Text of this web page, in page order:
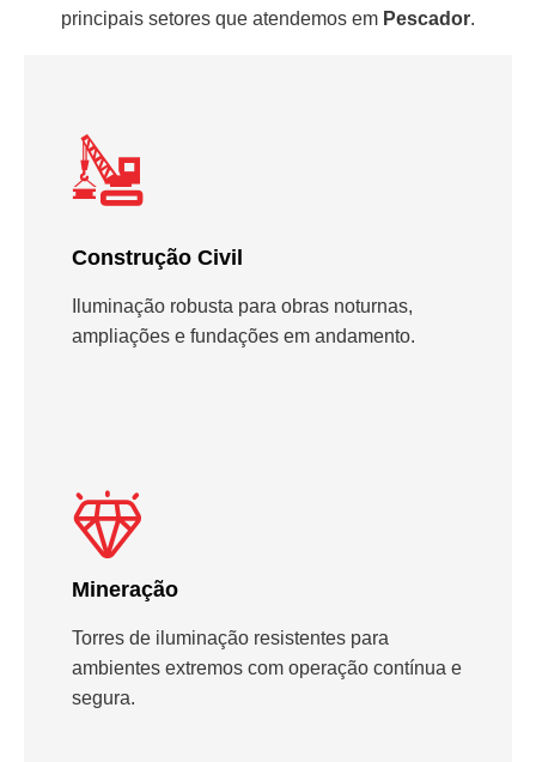
principais setores que atendemos em Pescador.
Construção Civil
Iluminação robusta para obras noturnas,
ampliações e fundações em andamento.
Mineração
Torres de iluminação resistentes para
ambientes extremos com operação contínua e
segura.